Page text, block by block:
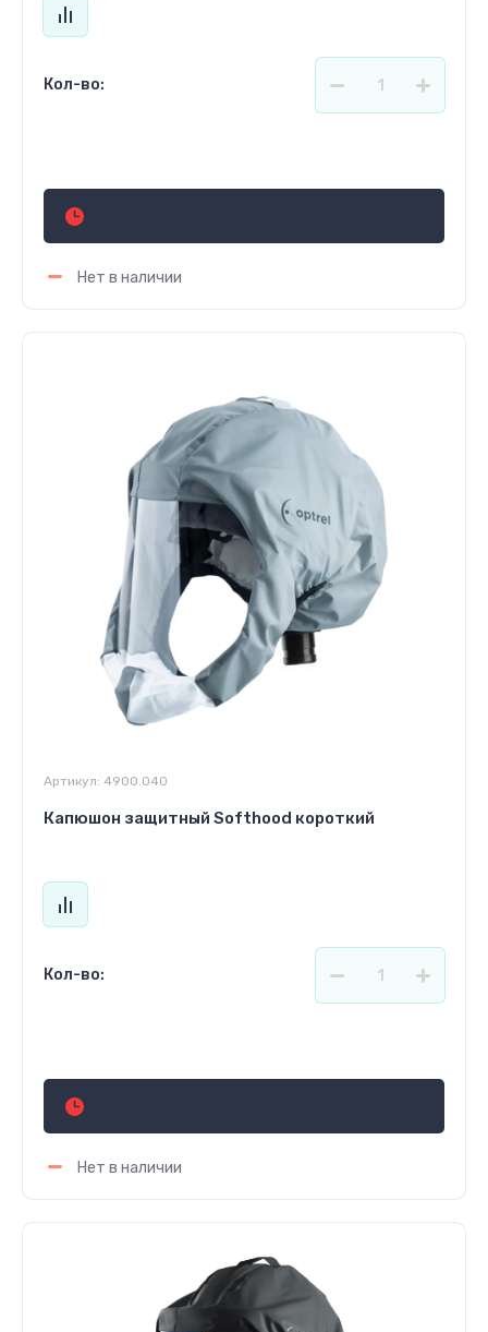
Кол-во:
Нет в наличии
Артикул: 4900.040
Капюшон защитный Softhood короткий
Кол-во:
Нет в наличии